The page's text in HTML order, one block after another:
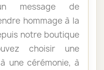
message de
hommage à la
notre boutique
choisir une
une cérémonie, à